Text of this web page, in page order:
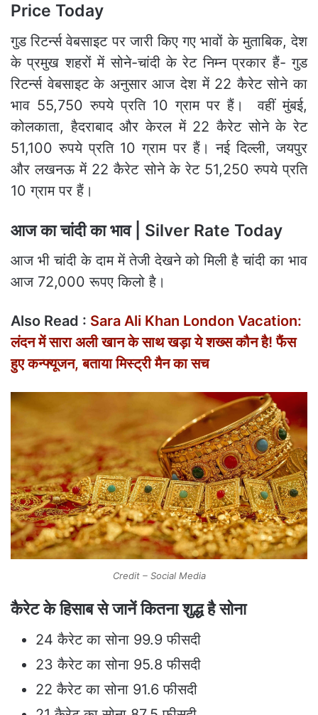
Price Today
गुड रिटर्न्स वेबसाइट पर जारी किए गए भावों के मुताबिक, देश
के प्रमुख शहरों में सोने-चांदी के रेट निम्न प्रकार हैं- गुड
रिटर्न्स वेबसाइट के अनुसार आज देश में 22 कैरेट सोने का
भाव 55,750 रुपये प्रति 10 ग्राम पर हैं। वहीं मुंबई,
कोलकाता, हैदराबाद और केरल में 22 कैरेट सोने के रेट
51,100 रुपये प्रति 10 ग्राम पर हैं। नई दिल्ली, जयपुर
और लखनऊ में 22 कैरेट सोने के रेट 51,250 रुपये प्रति
10 ग्राम पर हैं।
आज का चांदी का भाव | Silver Rate Today
आज भी चांदी के दाम में तेजी देखने को मिली है चांदी का भाव
आज 72,000 रूपए किलो है।
Also Read : Sara Ali Khan London Vacation:
लंदन में सारा अली खान के साथ खड़ा ये शख्‍स कौन है! फैंस
हुए कन्फ्यूजन, बताया मिस्‍ट्री मैन का सच
Credit – Social Media
कैरेट के हिसाब से जानें कितना शुद्ध है सोना
24 कैरेट का सोना 99.9 फीसदी
23 कैरेट का सोना 95.8 फीसदी
22 कैरेट का सोना 91.6 फीसदी